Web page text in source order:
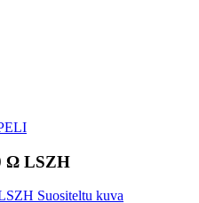
Ω LSZH